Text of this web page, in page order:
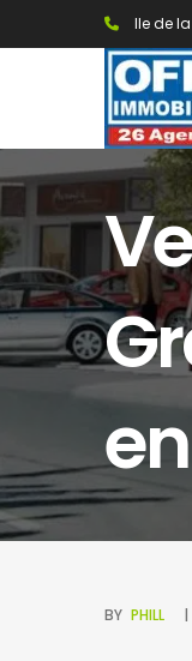
Ile de
BY PHILL